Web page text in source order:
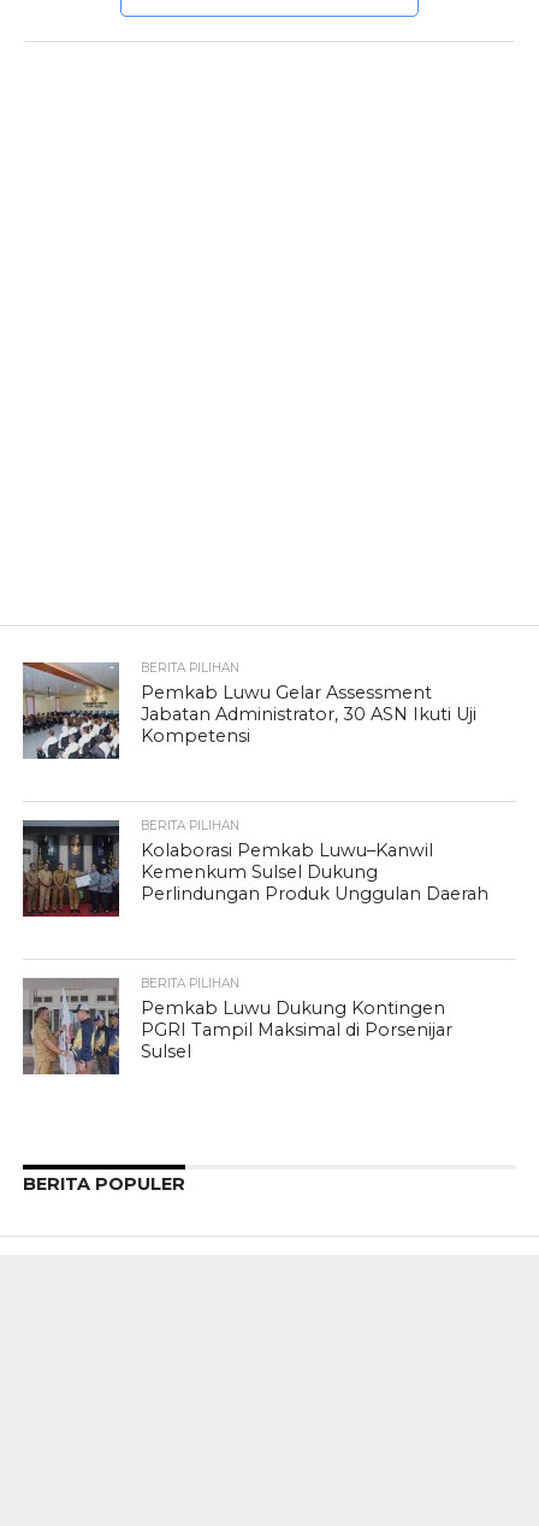
BERITA PILIHAN
Pemkab Luwu Gelar Assessment
Jabatan Administrator, 30 ASN Ikuti Uji
Kompetensi
BERITA PILIHAN
Kolaborasi Pemkab Luwu–Kanwil
Kemenkum Sulsel Dukung
Perlindungan Produk Unggulan Daerah
BERITA PILIHAN
Pemkab Luwu Dukung Kontingen
PGRI Tampil Maksimal di Porsenijar
Sulsel
BERITA POPULER